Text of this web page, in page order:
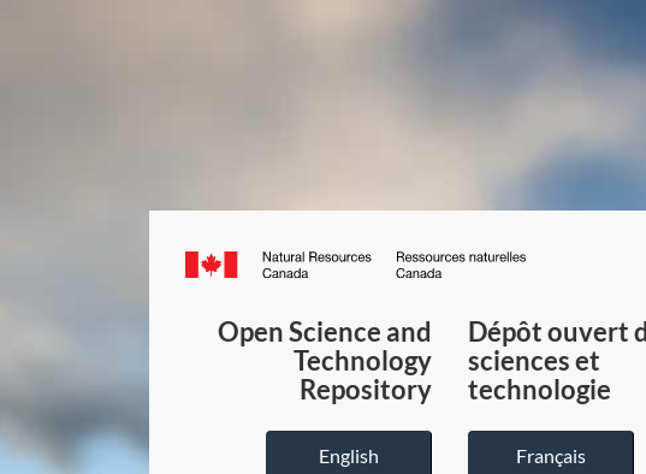
Canada.ca
du
Canada
Open Science and
Technology
Repository
English
Dépôt ouvert
sciences et
technologie
Français